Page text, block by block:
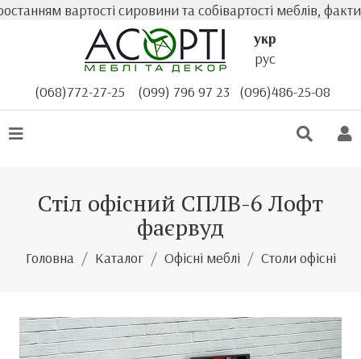
вартості сировини та собівартості меблів,
укр
рус
(068)772-27-25
(099) 796 97 23 (096)486-25-08
Стіл офісний СПЛВ-6 Лофт
фаєрвуд
Головна Каталог Офісні меблі Столи офісні